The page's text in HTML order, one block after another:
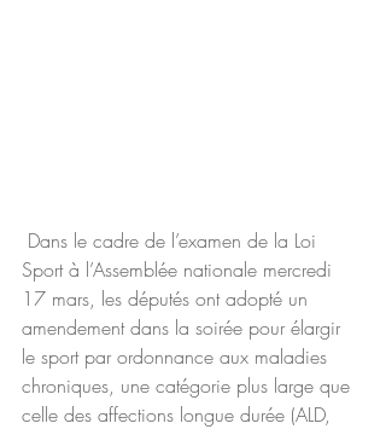
Sport à l’Assemblée nationale mercredi
17 mars, les députés ont adopté un
amendement dans la soirée pour élargir
le sport par ordonnance aux maladies
chroniques, une catégorie plus large que
celle des affections longue durée (ALD,